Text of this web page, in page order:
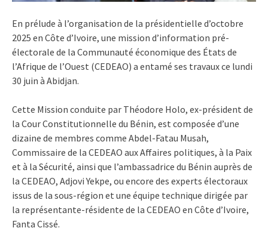
En prélude à l’organisation de la présidentielle d’octobre
2025 en Côte d’Ivoire, une mission d’information pré-
électorale de la Communauté économique des États de
l’Afrique de l’Ouest (CEDEAO) a entamé ses travaux ce lundi
30 juin à Abidjan.
Cette Mission conduite par Théodore Holo, ex-président de
la Cour Constitutionnelle du Bénin, est composée d’une
dizaine de membres comme Abdel-Fatau Musah,
Commissaire de la CEDEAO aux Affaires politiques, à la Paix
et à la Sécurité, ainsi que l’ambassadrice du Bénin auprès de
la CEDEAO, Adjovi Yekpe, ou encore des experts électoraux
issus de la sous-région et une équipe technique dirigée par
la représentante-résidente de la CEDEAO en Côte d’Ivoire,
Fanta Cissé.